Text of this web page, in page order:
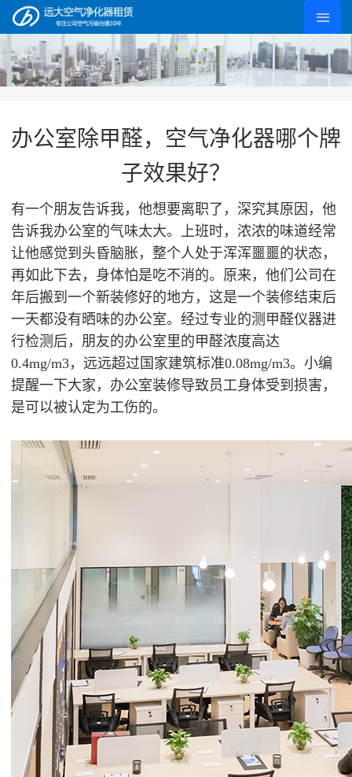
办公室除甲醛，空气净化器哪个牌
子效果好？
有一个朋友告诉我，他想要离职了，深究其原因，他
告诉我办公室的气味太大。上班时，浓浓的味道经常
让他感觉到头昏脑胀，整个人处于浑浑噩噩的状态，
再如此下去，身体怕是吃不消的。原来，他们公司在
年后搬到一个新装修好的地方，这是一个装修结束后
一天都没有晒味的办公室。经过专业的测甲醛仪器进
行检测后，朋友的办公室里的甲醛浓度高达
0.4mg/m3，远远超过国家建筑标准0.08mg/m3。小编
提醒一下大家，办公室装修导致员工身体受到损害，
是可以被认定为工伤的。